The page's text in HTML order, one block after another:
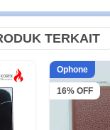
TERKAIT
Ophone
16% OFF